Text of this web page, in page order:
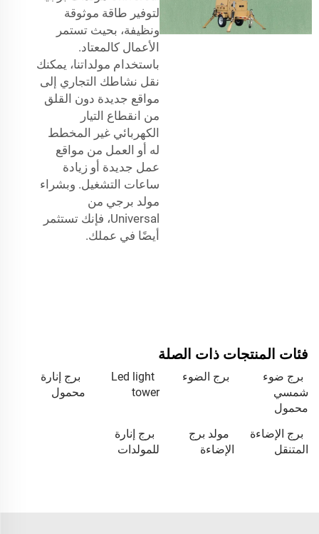
لتوفير طاقة موثوقة
ونظيفة، بحيث تستمر
الأعمال كالمعتاد.
باستخدام مولداتنا، يمكنك
نقل نشاطك التجاري إلى
مواقع جديدة دون القلق
من انقطاع التيار
الكهربائي غير المخطط
له أو العمل من مواقع
عمل جديدة أو زيادة
ساعات التشغيل. وبشراء
مولد برجي من
Universal، فإنك تستثمر
أيضًا في عملك.
فئات المنتجات ذات الصلة
برج ضوء
شمسي
محمول
برج الضوء
Led light
tower
برج إنارة
محمول
برج الإضاءة
المتنقل
مولد برج
الإضاءة
برج إنارة
للمولدات